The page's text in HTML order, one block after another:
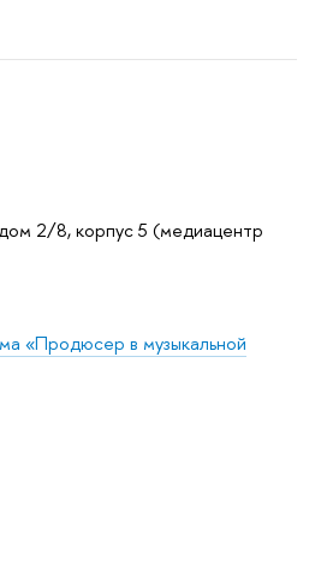
2/8, корпус 5 (медиацентр
«Продюсер в музыкальной